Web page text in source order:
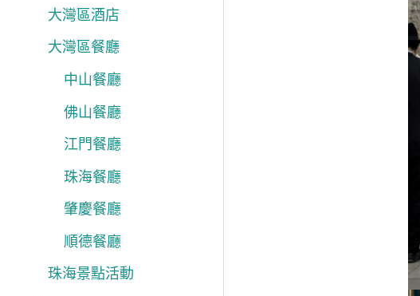
大灣區酒店
大灣區餐廳
中山餐廳
佛山餐廳
江門餐廳
珠海餐廳
肇慶餐廳
順德餐廳
珠海景點活動